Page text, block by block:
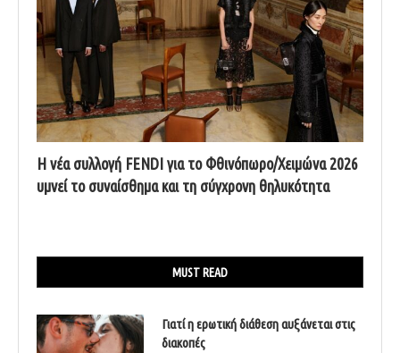
Η νέα συλλογή FENDI για το Φθινόπωρο/Χειμώνα 2026
υμνεί το συναίσθημα και τη σύγχρονη θηλυκότητα
MUST READ
Γιατί η ερωτική διάθεση αυξάνεται στις
διακοπές